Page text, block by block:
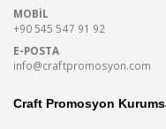
MOBIL
+90 545 547 91 92
E-POSTA
info@craftpromosyon.com
Craft Promosyon